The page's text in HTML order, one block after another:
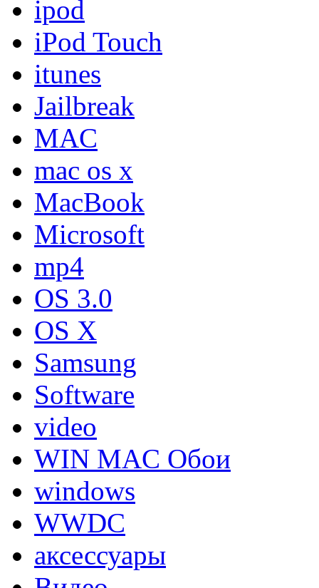
ipod
iPod Touch
itunes
Jailbreak
MAC
mac os x
MacBook
Microsoft
mp4
OS 3.0
OS X
Samsung
Software
video
WIN MAC Обои
windows
WWDC
аксессуары